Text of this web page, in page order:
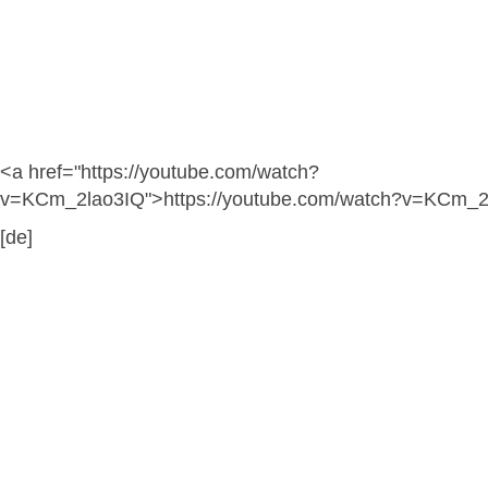
<a href="https://youtube.com/watch?
v=KCm_2lao3IQ">https://youtube.com/
[de]